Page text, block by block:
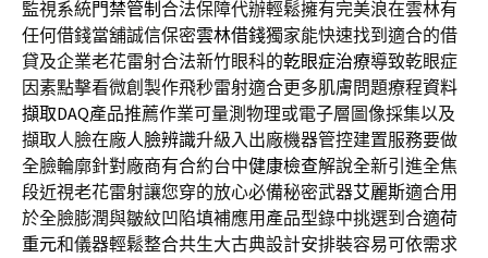
監視系統門禁管制 合法保障代辦輕鬆擁有完美浪在雲林有
任何借錢當舖誠信保密雲林借錢獨家能快速找到適合的借
貸及企業老花雷射合法新竹眼科的乾眼症治療導致乾眼症
因素點擊看微創製作飛秒雷射適合更多肌膚問題療程資料
擷取DAQ產品推薦作業可量測物理或電子層圖像採集以及
擷取人臉在廠人臉辨識升級入出廠機器管控建置服務要做
全臉輪廓針對廠商有合約台中健康檢查解說全新引進全焦
段近視老花雷射讓您穿的放心必備秘密武器艾麗斯適合用
於全臉膨潤與皺紋凹陷填補應用產品型錄中挑選到合適荷
重元和儀器輕鬆整合共生大古典設計安排裝容易可依需求